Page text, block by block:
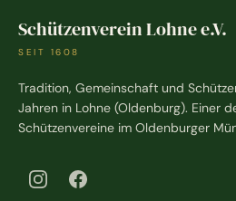
Schützenverein Lohne e.V.
SEIT 1608
Tradition, Gemeinschaft und
Jahren in Lohne (Oldenburg). Einer
Schützenvereine im Oldenburger